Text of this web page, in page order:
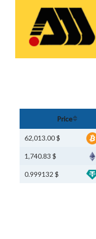
Price
$ 62,013.00
$ 1,740.83
$ 0.999132